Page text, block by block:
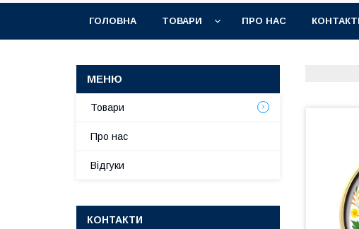
ГОЛОВНА ТОВАРИ ПРО НАС
Товари
Про нас
Відгуки
КОНТАКТИ